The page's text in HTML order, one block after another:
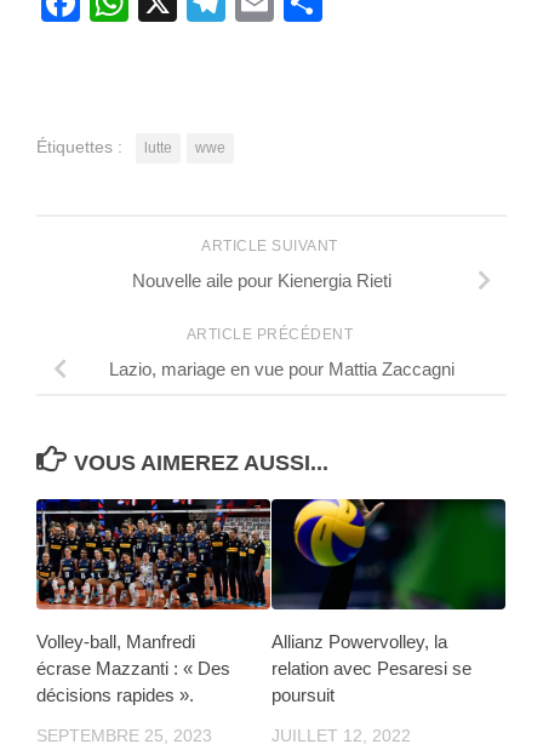
Étiquettes : lutte wwe
ARTICLE SUIVANT
Nouvelle aile pour Kienergia Rieti
ARTICLE PRÉCÉDENT
Lazio, mariage en vue pour Mattia Zaccagni
VOUS AIMEREZ AUSSI...
Volley-ball, Manfredi
écrase Mazzanti : « Des
décisions rapides ».
SEPTEMBRE 25, 2023
Allianz Powervolley, la
relation avec Pesaresi se
poursuit
JUILLET 12, 2022